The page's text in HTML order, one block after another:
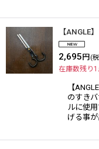
【ANGLE
2,695 円 (
在庫数残り1
【
のすき
ルに使
げる事が